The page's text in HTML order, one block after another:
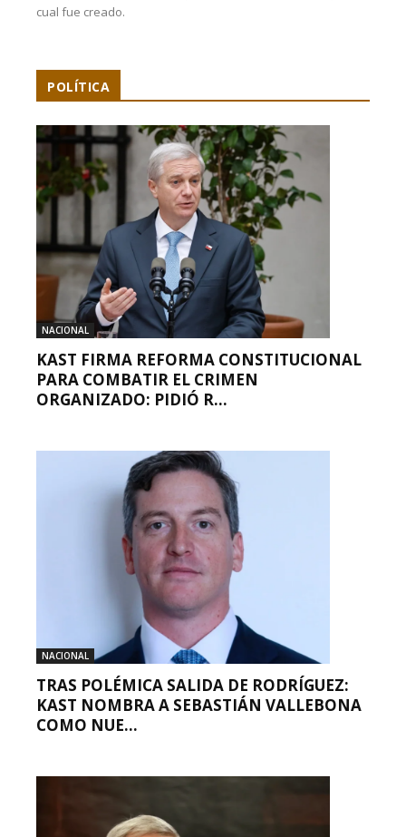
cual fue creado.
POLÍTICA
NACIONAL
KAST FIRMA REFORMA CONSTITUCIONAL
PARA COMBATIR EL CRIMEN
ORGANIZADO: PIDIÓ R...
NACIONAL
TRAS POLÉMICA SALIDA DE RODRÍGUEZ:
KAST NOMBRA A SEBASTIÁN VALLEBONA
COMO NUE...